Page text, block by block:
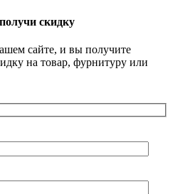
скидку
сайте, и вы получите
на товар, фурнитуру или